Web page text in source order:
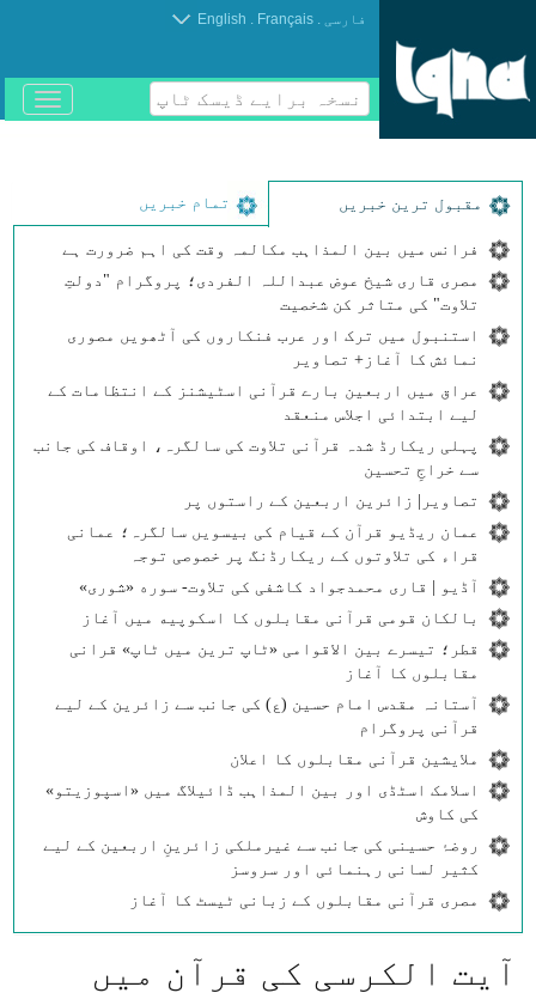
فارسی .
Français
.
English
نسخہ برایے ڈیسک ٹاپ
باز
و
مقبول ترین خبریں تمام خبریں
فرانس میں بین المذاہب مکالمہ وقت کی اہم ضرورت ہے
مصری قاری شیخ عوض عبداللہ الفردی؛ پروگرام "دولتِ
تلاوت" کی متاثر کن شخصیت
استنبول میں ترک اور عرب فنکاروں کی آٹھویں مصوری
نمائش کا آغاز+ تصاویر
عراق میں اربعین بارے قرآنی اسٹیشنز کے انتظامات کے
لیے ابتدائی اجلاس منعقد
پہلی ریکارڈ شدہ قرآنی تلاوت کی سالگرہ، اوقاف کی جانب
سے خراجِ تحسین
تصاویر| زائرین اربعین کے راستوں پر
عمان ریڈیو قرآن کے قیام کی بیسویں سالگرہ؛ عمانی
قراء کی تلاوتوں کے ریکارڈنگ پر خصوصی توجہ
آڈیو | قاری محمدجواد کاشفی کی تلاوت- سوره‌‌ «شوری»
بالکان قومی قرآنی مقابلوں کا اسکوپیه میں آغاز
قطر؛ تیسرے بین الاقوامی «ٹاپ ترین میں ٹاپ» قرانی
مقابلوں کا آغاز
آستانہ مقدس امام حسین (ع) کی جانب سے زائرین کے لیے
قرآنی پروگرام
ملایشین قرآنی مقابلوں کا اعلان
اسلامک اسٹڈی اور بین المذاہب ڈائیلاگ میں «اسپوزیتو»
کی کاوش
روضۂ حسینی کی جانب سے غیرملکی زائرینِ اربعین کے لیے
کثیر لسانی رہنمائی اور سروسز
مصری قرآنی مقابلوں کے زبانی ٹیسٹ کا آغاز
آیت الکرسی کی قرآن میں